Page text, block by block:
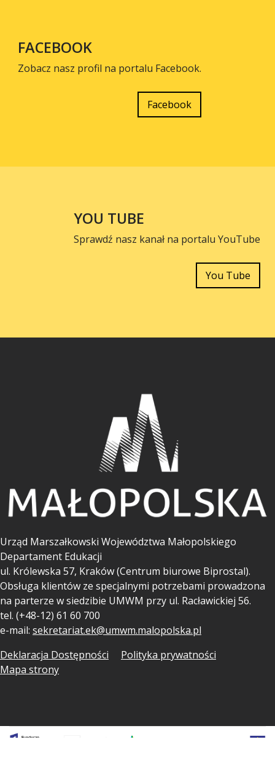
FACEBOOK
Zobacz nasz profil na portalu Facebook.
Facebook
YOU TUBE
Sprawdź nasz kanał na portalu YouTube
You Tube
Urząd Marszałkowski Województwa Małopolskiego
Departament Edukacji
ul. Królewska 57, Kraków (Centrum biurowe Biprostal).
Obsługa klientów ze specjalnymi potrzebami prowadzona
na parterze w siedzibie UMWM przy ul. Racławickiej 56.
tel. (+48-12) 61 60 700
e-mail: sekretariat.ek@umwm.malopolska.pl
Deklaracja Dostępności
Polityka prywatności
Mapa strony